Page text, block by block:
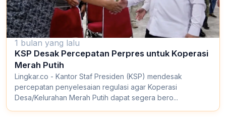
1 bulan yang lalu
KSP Desak Percepatan Perpres untuk Koperasi
Merah Putih
Lingkar.co - Kantor Staf Presiden (KSP) mendesak
percepatan penyelesaian regulasi agar Koperasi
Desa/Kelurahan Merah Putih dapat segera bero...